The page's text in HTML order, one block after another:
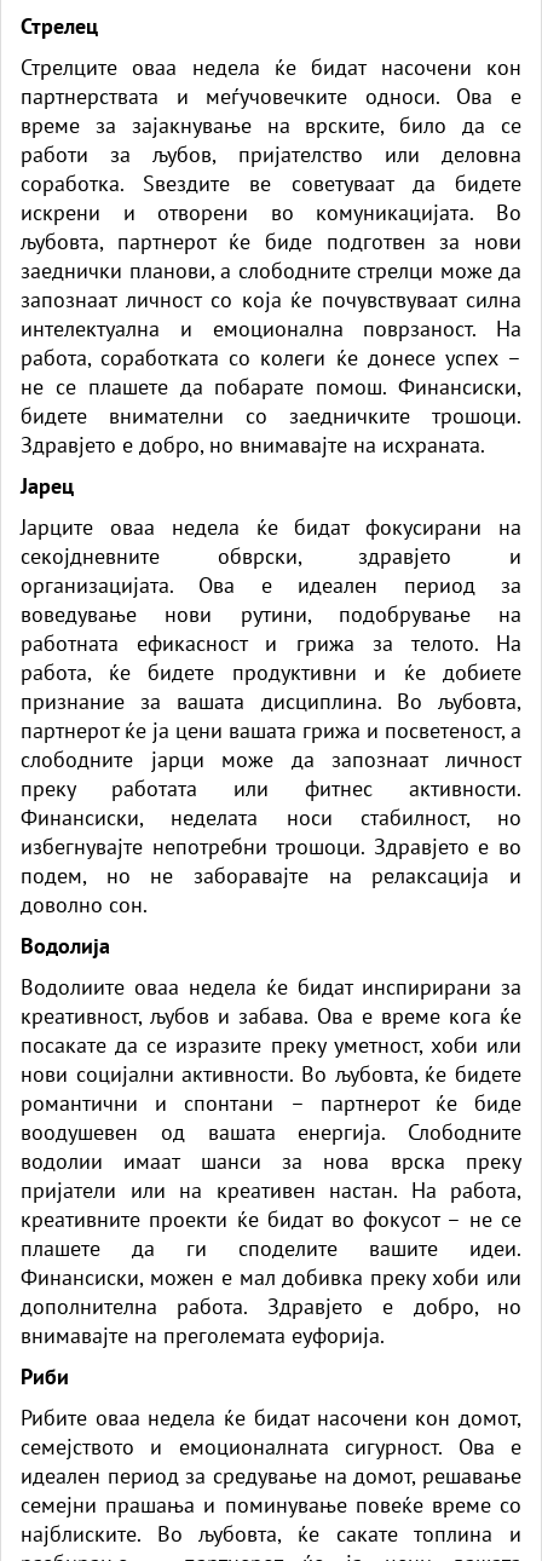
Стрелец
Стрелците оваа недела ќе бидат насочени кон
партнерствата и меѓучовечките односи. Ова е
време за зајакнување на врските, било да се
работи за љубов, пријателство или деловна
соработка. Ѕвездите ве советуваат да бидете
искрени и отворени во комуникацијата. Во
љубовта, партнерот ќе биде подготвен за нови
заеднички планови, а слободните стрелци може да
запознаат личност со која ќе почувствуваат силна
интелектуална и емоционална поврзаност. На
работа, соработката со колеги ќе донесе успех –
не се плашете да побарате помош. Финансиски,
бидете внимателни со заедничките трошоци.
Здравјето е добро, но внимавајте на исхраната.
Јарец
Јарците оваа недела ќе бидат фокусирани на
секојдневните обврски, здравјето и
организацијата. Ова е идеален период за
воведување нови рутини, подобрување на
работната ефикасност и грижа за телото. На
работа, ќе бидете продуктивни и ќе добиете
признание за вашата дисциплина. Во љубовта,
партнерот ќе ја цени вашата грижа и посветеност, а
слободните јарци може да запознаат личност
преку работата или фитнес активности.
Финансиски, неделата носи стабилност, но
избегнувајте непотребни трошоци. Здравјето е во
подем, но не заборавајте на релаксација и
доволно сон.
Водолија
Водолиите оваа недела ќе бидат инспирирани за
креативност, љубов и забава. Ова е време кога ќе
посакате да се изразите преку уметност, хоби или
нови социјални активности. Во љубовта, ќе бидете
романтични и спонтани – партнерот ќе биде
воодушевен од вашата енергија. Слободните
водолии имаат шанси за нова врска преку
пријатели или на креативен настан. На работа,
креативните проекти ќе бидат во фокусот – не се
плашете да ги споделите вашите идеи.
Финансиски, можен е мал добивка преку хоби или
дополнителна работа. Здравјето е добро, но
внимавајте на преголемата еуфорија.
Риби
Рибите оваа недела ќе бидат насочени кон домот,
семејството и емоционалната сигурност. Ова е
идеален период за средување на домот, решавање
семејни прашања и поминување повеќе време со
најблиските. Во љубовта, ќе сакате топлина и